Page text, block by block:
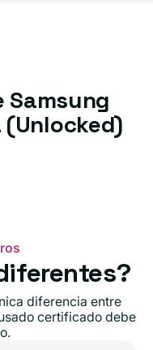
Samsung
diferencia entre
certificado debe